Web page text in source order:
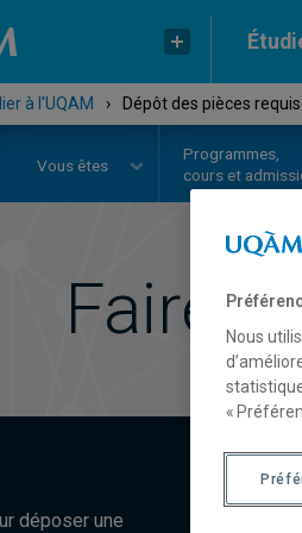
à l'UQAM › Dépôt des pièces
Vous êtes
Programmes,
cours et
Faire
déposer une
Nous
«